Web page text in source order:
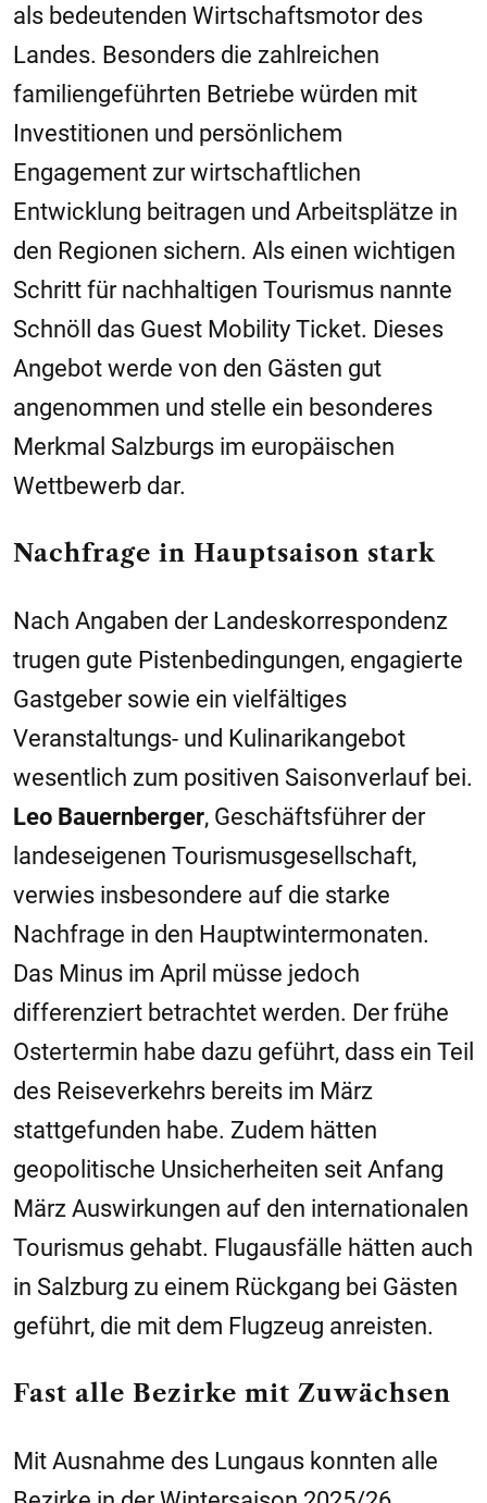
als bedeutenden Wirtschaftsmotor des
Landes. Besonders die zahlreichen
familiengeführten Betriebe würden mit
Investitionen und persönlichem
Engagement zur wirtschaftlichen
Entwicklung beitragen und Arbeitsplätze in
den Regionen sichern. Als einen wichtigen
Schritt für nachhaltigen Tourismus nannte
Schnöll das Guest Mobility Ticket. Dieses
Angebot werde von den Gästen gut
angenommen und stelle ein besonderes
Merkmal Salzburgs im europäischen
Wettbewerb dar.
Nachfrage in Hauptsaison stark
Nach Angaben der Landeskorrespondenz
trugen gute Pistenbedingungen, engagierte
Gastgeber sowie ein vielfältiges
Veranstaltungs- und Kulinarikangebot
wesentlich zum positiven Saisonverlauf bei.
Leo Bauernberger, Geschäftsführer der
landeseigenen Tourismusgesellschaft,
verwies insbesondere auf die starke
Nachfrage in den Hauptwintermonaten.
Das Minus im April müsse jedoch
differenziert betrachtet werden. Der frühe
Ostertermin habe dazu geführt, dass ein Teil
des Reiseverkehrs bereits im März
stattgefunden habe. Zudem hätten
geopolitische Unsicherheiten seit Anfang
März Auswirkungen auf den internationalen
Tourismus gehabt. Flugausfälle hätten auch
in Salzburg zu einem Rückgang bei Gästen
geführt, die mit dem Flugzeug anreisten.
Fast alle Bezirke mit Zuwächsen
Mit Ausnahme des Lungaus konnten alle